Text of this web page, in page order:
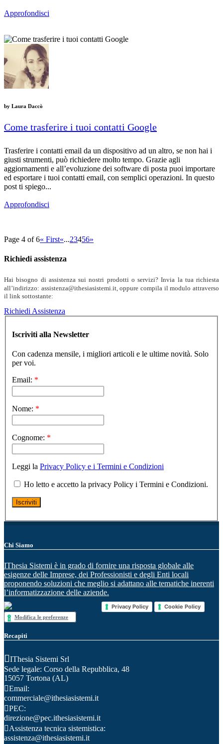
Approfondisci
by Laura Daccò
Come trasferire i tuoi contatti Google
Trasferire i contatti email da un dispositivo ad un altro, se non hai i
giusti strumenti, può richiedere molto tempo. Grazie agli
aggiornamenti e all’evoluzione dei software di posta puoi importare
ed esportare i tuoi contatti email, con semplici operazioni. In questo
post ti spiego...
Approfondisci
Page 4 of 6« First«...23456»
Richiedi assistenza
Hai bisogno di assistenza sui nostri prodotti o servizi? Invia la tua richiesta
all’indirizzo: assistenza@ithesiasistemi.it, oppure compila il modulo attraverso
il link sottostante:
Richiedi Assistenza
Iscriviti alla Newsletter
Con cadenza mensile, i migliori articoli e le ultime novità. Solo
per voi.
Email: *
Nome: *
Cognome: *
Leggi la Privacy Policy e i Termini e Condizioni
Ho letto e accetto la privacy Policy i Termini e Condizioni.
Chi Siamo
IThesia Sistemi è in grado di fornire una risposta globale alle
esigenze delle Imprese, dei Professionisti e degli Enti locali
proponendo soluzioni che meglio si adattano alle tematiche inerenti
l’informatizzazione delle aziende.
Privacy Policy Cookie Policy
Modifica le preferenze
Recapiti
IThesia Sistemi Srl
Sede legale: Corso della Repubblica, 48
15057 Tortona (AL)
Email:
commerciale@ithesiasistemi.it
PEC:
direzione@pec.ithesiasistemi.it
Assistenza tecnica sistemistica:
assistenza@ithesiasistemi.it